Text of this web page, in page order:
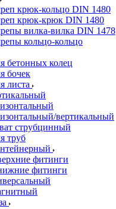
крюк-кольцо DIN 1480
крюк-крюк DIN 1480
вилка-вилка DIN 1478
кольцо-кольцо
бетонных колец
бочек
листа
вертикальный
струбцинный
труб
фитинги
фитинги